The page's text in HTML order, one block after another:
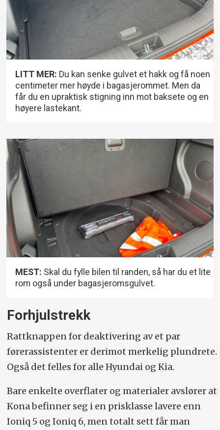
LITT MER: Du kan senke gulvet et hakk og få noen
centimeter mer høyde i bagasjerommet. Men da
får du en upraktisk stigning inn mot baksete og en
høyere lastekant.
MEST: Skal du fylle bilen til randen, så har du et lite
rom også under bagasjeromsgulvet.
Forhjulstrekk
Rattknappen for deaktivering av et par
førerassistenter er derimot merkelig plundrete.
Også det felles for alle Hyundai og Kia.
Bare enkelte overflater og materialer avslører at
Kona befinner seg i en prisklasse lavere enn
Ioniq 5 og Ioniq 6, men totalt sett får man